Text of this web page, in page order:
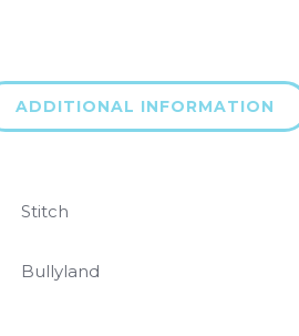
ADDITIONAL INFORMATION
Stitch
Bullyland